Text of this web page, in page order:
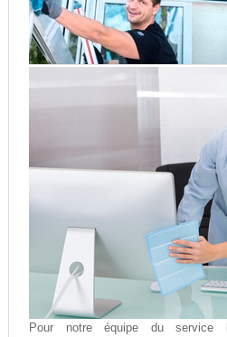
Pour notre équipe du service